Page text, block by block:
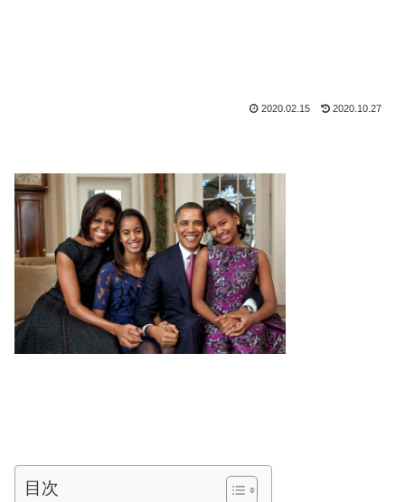
2020.02.15 2020.10.27
目次